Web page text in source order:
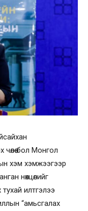
бол Монгол
хэм хэмжээгээр
нөхцөлийг
тухай илтгэлээ
“амьсгалах